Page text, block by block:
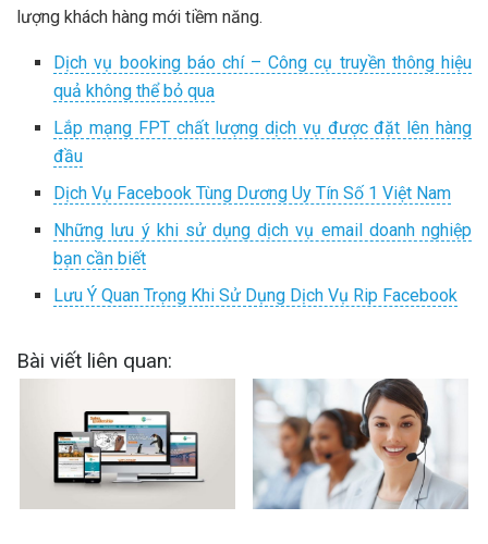
lượng khách hàng mới tiềm năng.
Dịch vụ booking báo chí – Công cụ truyền thông hiệu
quả không thể bỏ qua
Lắp mạng FPT chất lượng dịch vụ được đặt lên hàng
đầu
Dịch Vụ Facebook Tùng Dương Uy Tín Số 1 Việt Nam
Những lưu ý khi sử dụng dịch vụ email doanh nghiệp
bạn cần biết
Lưu Ý Quan Trọng Khi Sử Dụng Dịch Vụ Rip Facebook
Bài viết liên quan: